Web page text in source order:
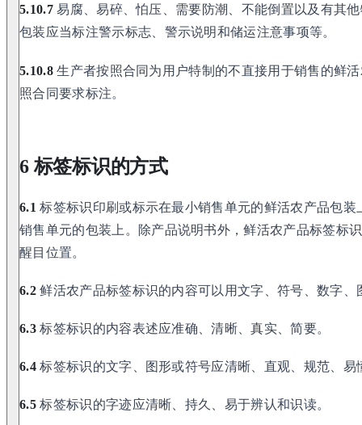
5.10.7易腐、易碎、怕压、需要防潮、不能倒置以及有其
包装应当标注警示标志、警示说明和储运注意事项等。
5.10.8生产者按照合同为用户特制的不直接用于销售的鲜
照合同要求标注。
6 标签标识的方式
6.1 标签标识印刷或标示在最小销售单元的鲜活农产品包
销售单元的包装上。除产品说明书外，鲜活农产品标签标
醒目位置。
6.2鲜活农产品标签标识的内容可以用文字、符号、数字、
6.3标签标识的内容表述应准确、清晰、真实、简要。
6.4标签标识的文字、图形或符号应清晰、直观、规范、易
6.5标签标识的字迹应清晰、持久、易于辨认和识读。